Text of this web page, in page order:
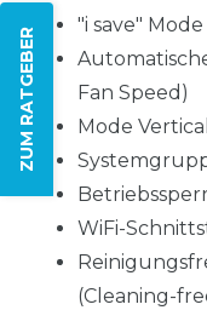
ZUM RATGEBER
"i save" Mode
Fan Speed)
Mode
WiFi-
(Cleaning-